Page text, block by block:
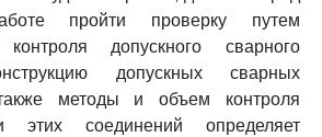
пройти проверку путем
допускного сварного
допускных сварных
методы и объем контроля
этих соединений определяет